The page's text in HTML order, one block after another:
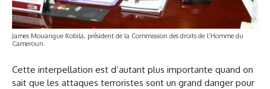
James Mouangue Kobila, président de la Commission des droits de l’Homme du
Cameroun.
Cette interpellation est d’autant plus importante quand on
sait que les attaques terroristes sont un grand danger pour